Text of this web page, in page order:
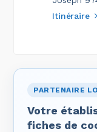
Itinéraire
PARTENAIRE
Votre
fiches de